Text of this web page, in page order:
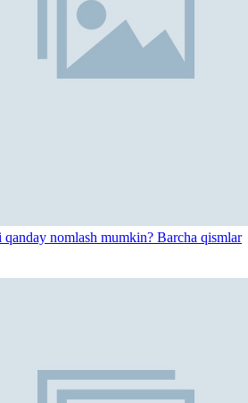
nomlash mumkin? Barcha qismlar